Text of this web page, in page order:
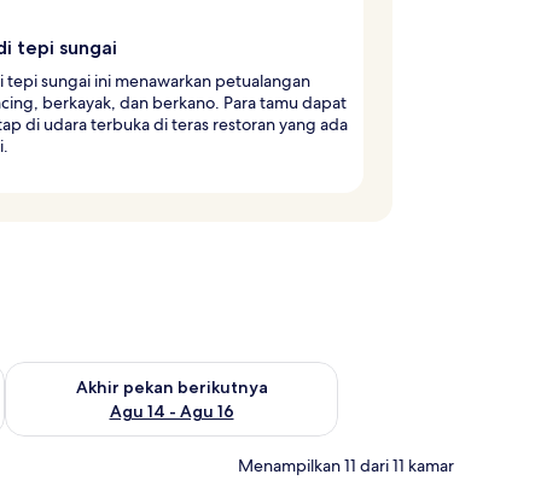
tepi sungai
tepi sungai ini menawarkan petualangan
berkayak, dan berkano. Para tamu dapat
di udara terbuka di teras restoran yang ada
Agu 7 - Agu 9
Akhir pekan berikutnya
Agu 14 - Agu 16
Periksa ketersediaan untuk akhir pekan berikutnya Agu 14 -
Menampilkan 11 dari 11 kamar